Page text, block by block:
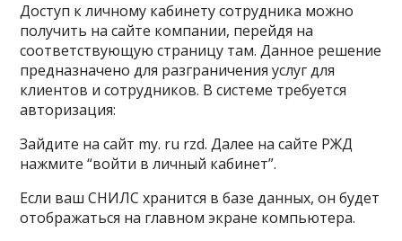
Доступ к личному кабинету сотрудника можно
получить на сайте компании, перейдя на
соответствующую страницу там. Данное решение
предназначено для разграничения услуг для
клиентов и сотрудников. В системе требуется
авторизация:
Зайдите на сайт my. ru rzd. Далее на сайте РЖД
нажмите “войти в личный кабинет”.
Если ваш СНИЛС хранится в базе данных, он будет
отображаться на главном экране компьютера.